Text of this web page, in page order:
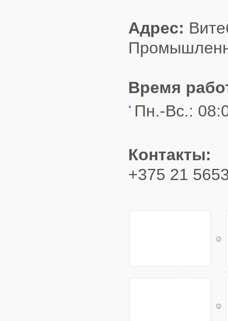
Адрес:
Время
Пн.-Вс.:
Контакты:
+375 21